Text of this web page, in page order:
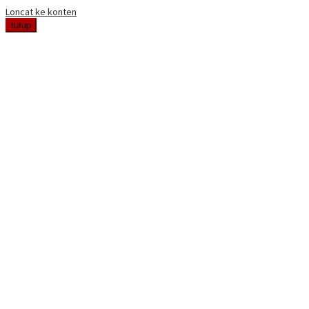
Loncat ke konten
tutup